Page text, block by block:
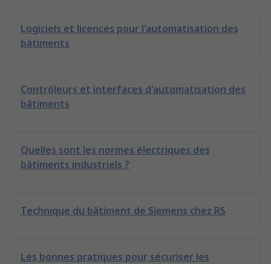
Logiciels et licences pour l'automatisation des
bâtiments
Contrôleurs et interfaces d'automatisation des
bâtiments
Quelles sont les normes électriques des
bâtiments industriels ?
Technique du bâtiment de Siemens chez RS
Les bonnes pratiques pour sécuriser les